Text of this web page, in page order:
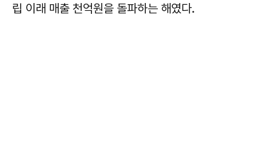
립 이래 매출 천억원을 돌파하는 해였다.